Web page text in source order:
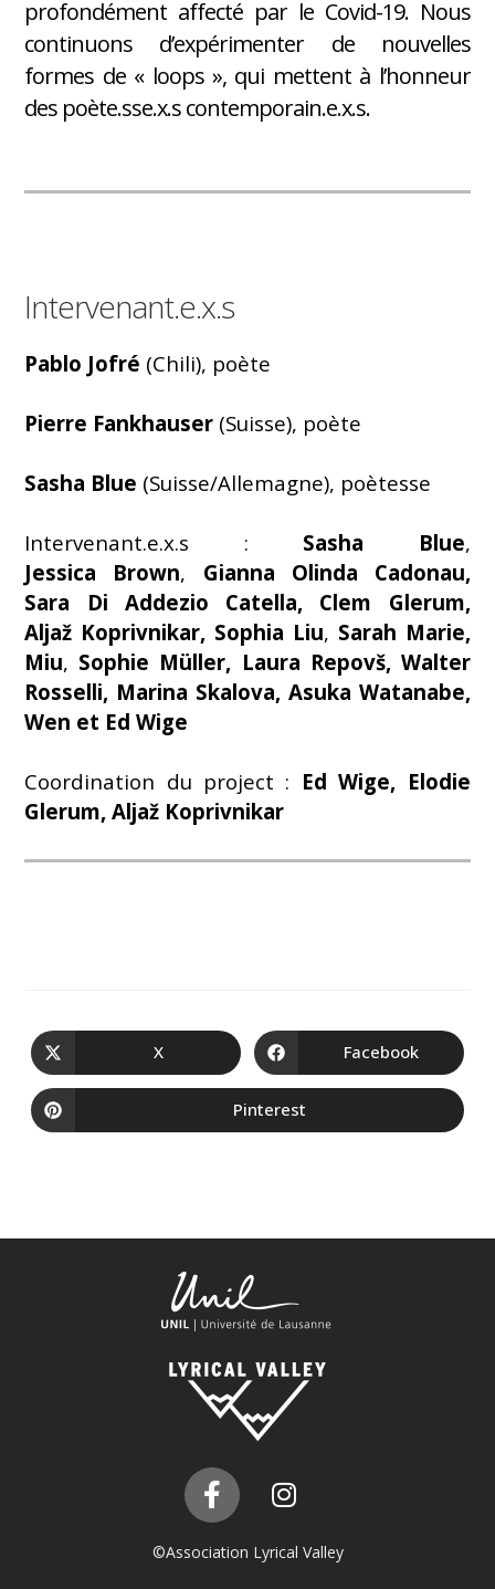
profondément affecté par le Covid-19. Nous
continuons d’expérimenter de nouvelles
formes de « loops », qui mettent à l’honneur
des poète.sse.x.s contemporain.e.x.s.
Intervenant.e.x.s
Pablo Jofré (Chili), poète
Pierre Fankhauser (Suisse), poète
Sasha Blue (Suisse/Allemagne), poètesse
Intervenant.e.x.s : Sasha Blue,
Jessica Brown, Gianna Olinda Cadonau,
Sara Di Addezio Catella,
Clem Glerum,
Aljaž Koprivnikar, Sophia Liu, Sarah Marie,
Miu, Sophie Müller, Laura Repovš, Walter
Rosselli, Marina Skalova, Asuka Watanabe,
Wen et Ed Wige
Coordination du project : Ed Wige, Elodie
Glerum, Aljaž Koprivnikar
X Facebook
Pinterest
©Association Lyrical Valley